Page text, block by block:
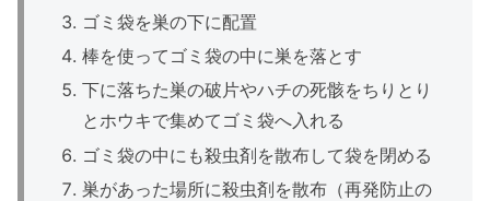
ゴミ袋を巣の下に配置
棒を使ってゴミ袋の中に巣を落とす
下に落ちた巣の破片やハチの死骸をちりとり
とホウキで集めてゴミ袋へ入れる
ゴミ袋の中にも殺虫剤を散布して袋を閉める
巣があった場所に殺虫剤を散布（再発防止の